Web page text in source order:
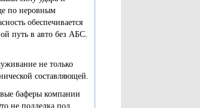
по неровным
обеспечивается
путь в авто без АБС.
не только
составляющей.
баферы компании
не подделка под